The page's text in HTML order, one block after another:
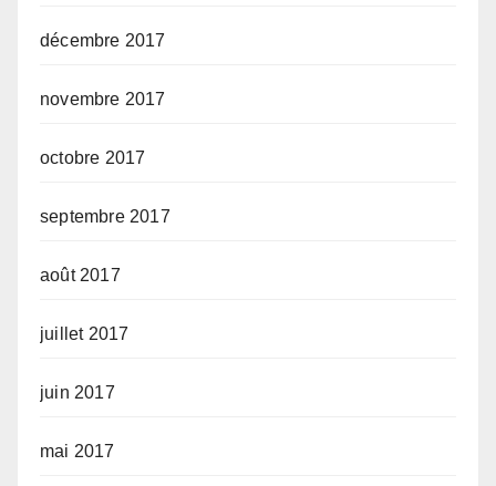
décembre 2017
novembre 2017
octobre 2017
septembre 2017
août 2017
juillet 2017
juin 2017
mai 2017